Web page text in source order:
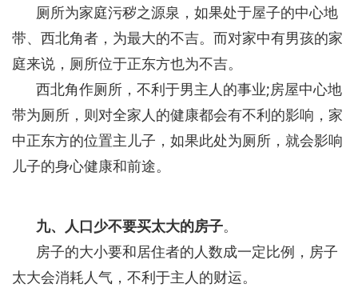
厕所为家庭污秽之源泉，如果处于屋子的中心地
带、西北角者，为最大的不吉。而对家中有男孩的家
庭来说，厕所位于正东方也为不吉。
西北角作厕所，不利于男主人的事业;房屋中心地
带为厕所，则对全家人的健康都会有不利的影响，家
中正东方的位置主儿子，如果此处为厕所，就会影响
儿子的身心健康和前途。
九、人口少不要买太大的房子。
房子的大小要和居住者的人数成一定比例，房子
太大会消耗人气，不利于主人的财运。